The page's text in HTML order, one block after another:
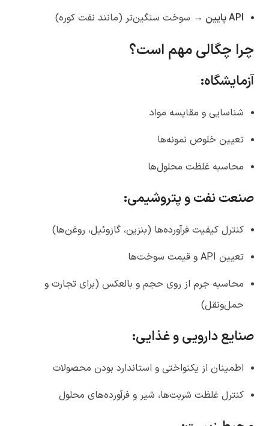
APIپایین → سوخت سنگین‌تر (مانند نفت کوره)
چرا چگالی مهم است؟
آزمایشگاه:
شناسایی و مقایسه مواد
تعیین خلوص نمونه‌ها
محاسبه غلظت محلول‌ها
صنعت نفت و پتروشیمی:
کنترل کیفیت فرآورده‌ها (بنزین، گازوئیل، روغن‌ها)
تعیین API و قیمت سوخت‌ها
محاسبه جرم از روی حجم و بالعکس (برای تجارت و
حمل‌ونقل)
صنایع دارویی و غذایی:
اطمینان از یکنواختی و استاندارد بودن محصولات
کنترل غلظت شربت‌ها، شیر و فرآورده‌های محلول